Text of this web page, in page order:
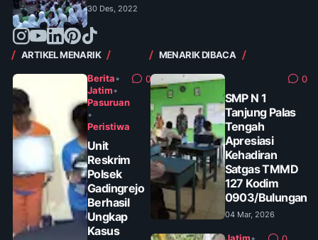
30 Des, 2022
ARTIKEL MENARIK
Berita•
Jatim•
Pasuruan
•
Peristiwa
0
Unit
Reskrim
Polsek
Gadingrejo
Berhasil
Ungkap
Kasus
MENARIK DIBACA
0
SMP N 1
Tanjung Palas
Tengah
Apresiasi
Kehadiran
Satgas TMMD
127 Kodim
0903/Bulungan
04 Mar, 2026